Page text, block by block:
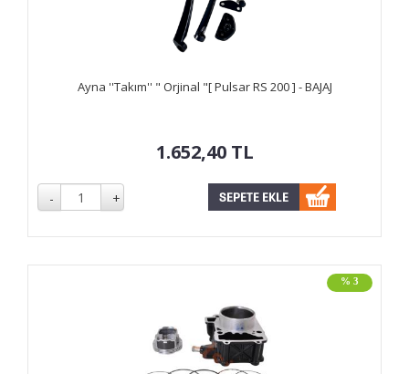
Ayna ''Takım'' " Orjinal "[ Pulsar RS 200 ] - BAJAJ
1.652,40 TL
% 3